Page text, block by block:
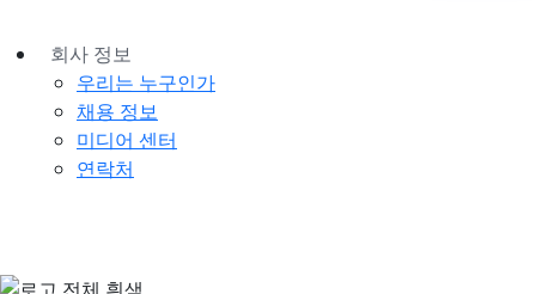
회사 정보
우리는 누구인가
채용 정보
미디어 센터
연락처